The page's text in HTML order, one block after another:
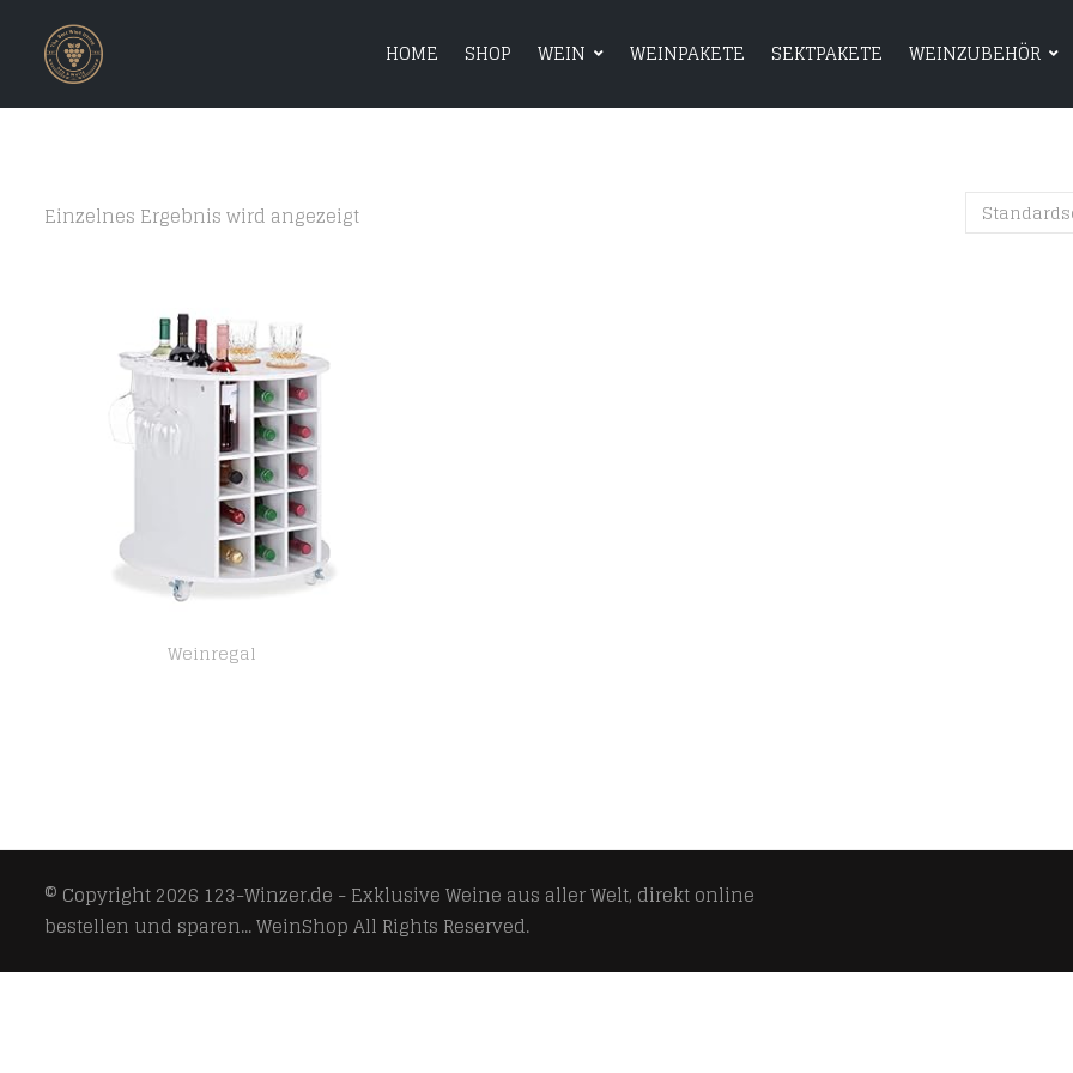
HOME SHOP WEIN WEINPAKETE SEKTPAKETE WEINZUBEHÖR
HOME SHOP WEIN WEINPAKETE
Einzelnes Ergebnis wird angezeigt
Weinregal
© Copyright 2026 123-Winzer.de - Exklusive Weine aus aller Welt, direkt online
bestellen und sparen... WeinShopAll Rights Reserved.